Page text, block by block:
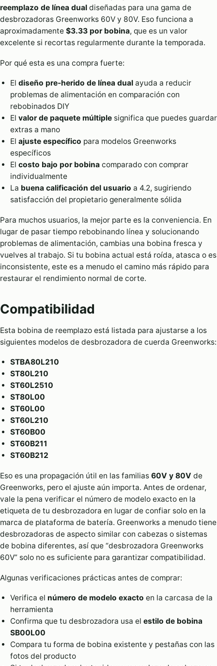
reemplazo de línea dual diseñadas para una gama de
desbrozadoras Greenworks 60V y 80V. Eso funciona a
aproximadamente $3.33 por bobina, que es un valor
excelente si recortas regularmente durante la temporada.
Por qué esta es una compra fuerte:
El diseño pre-herido de línea dualayuda a reducir
problemas de alimentación en comparación con
rebobinados DIY
El valor de paquete múltiplesignifica que puedes guardar
extras a mano
El ajuste específico para modelos Greenworks
específicos
El costo bajo por bobinacomparado con comprar
individualmente
La buena calificación del usuario a 4.2, sugiriendo
satisfacción del propietario generalmente sólida
Para muchos usuarios, la mejor parte es la conveniencia. En
lugar de pasar tiempo rebobinando línea y solucionando
problemas de alimentación, cambias una bobina fresca y
vuelves al trabajo. Si tu bobina actual está roída, atasca o es
inconsistente, este es a menudo el camino más rápido para
restaurar el rendimiento normal de corte.
Compatibilidad
Esta bobina de reemplazo está listada para ajustarse a los
siguientes modelos de desbrozadora de cuerda Greenworks:
STBA80L210
ST80L210
ST60L2510
ST80L00
ST60L00
ST60L210
ST60B00
ST60B211
ST60B212
Eso es una propagación útil en las familias 60V y 80V de
Greenworks, pero el ajuste aún importa. Antes de ordenar,
vale la pena verificar el número de modelo exacto en la
etiqueta de tu desbrozadora en lugar de confiar solo en la
marca de plataforma de batería. Greenworks a menudo tiene
desbrozadoras de aspecto similar con cabezas o sistemas
de bobina diferentes, así que “desbrozadora Greenworks
60V” solo no es suficiente para garantizar compatibilidad.
Algunas verificaciones prácticas antes de comprar:
Verifica el número de modelo exacto en la carcasa de la
herramienta
Confirma que tu desbrozadora usa el estilo de bobina
SB00L00
Compara tu forma de bobina existente y pestañas con las
fotos del producto